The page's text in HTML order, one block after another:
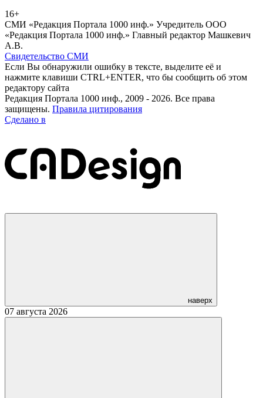
16+
СМИ «Редакция Портала 1000 инф.» Учредитель ООО
«Редакция Портала 1000 инф.» Главный редактор Машкевич
А.В.
Свидетельство СМИ
Если Вы обнаружили ошибку в тексте, выделите её и
нажмите клавиши CTRL+ENTER, что бы сообщить об этом
редактору сайта
Редакция Портала 1000 инф., 2009 - 2026. Все права
защищены. Правила цитирования
Сделано в
наверх
07 августа 2026